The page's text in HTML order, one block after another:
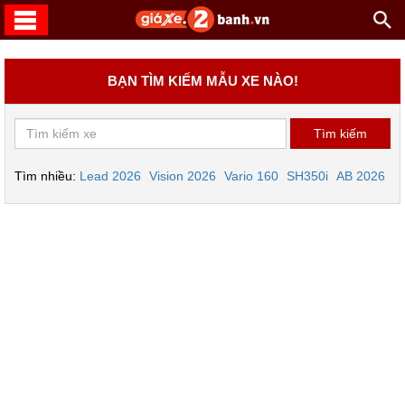
BẠN TÌM KIẾM MẪU XE NÀO!
Tìm nhiều: Lead 2026 Vision 2026 Vario 160 SH350i AB 2026